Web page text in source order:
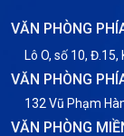
Tin tức
VĂN PHÒNG
Lô O, số 10, Đ.15,
VĂN PHÒNG
132 Vũ Phạm
VĂN PHÒNG